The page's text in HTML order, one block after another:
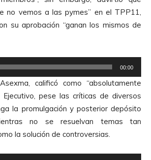
no vemos a las pymes” en el TPP11,
su aprobación “ganan los mismos de
00:00
calificó como “absolutamente
Ejecutivo, pese las críticas de diversos
la promulgación y posterior depósito
no se resuelvan temas tan
la solución de controversias.